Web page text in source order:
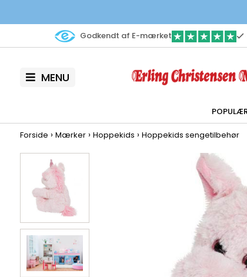
Godkendt af E-mærket
MENU
Forside › Mærker› Hoppekids › Hoppekids sengetilbehør